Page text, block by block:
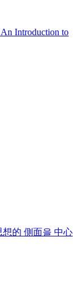
Introduction to
的 側面을 中心